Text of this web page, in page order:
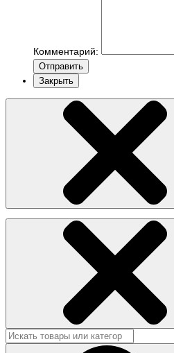
Комментарий:
Отправить
Закрыть